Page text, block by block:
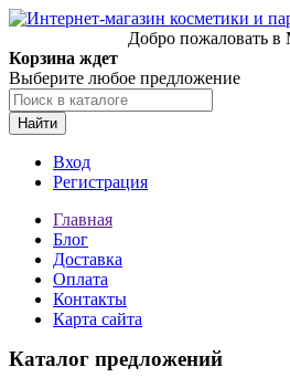
Добро пожаловать в
Корзина ждет
Выберите любое предложение
Найти
Вход
Регистрация
Главная
Блог
Доставка
Оплата
Контакты
Карта сайта
Каталог предложений